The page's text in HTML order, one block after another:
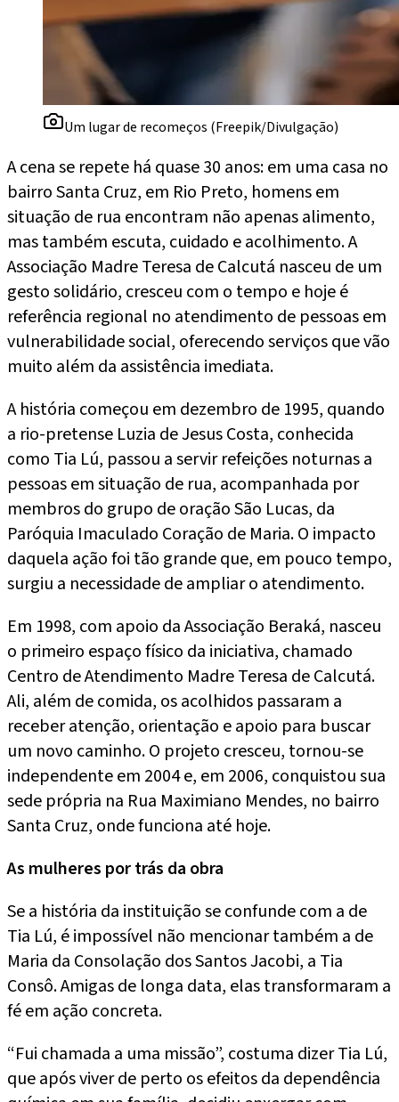
Um lugar de recomeços (Freepik/Divulgação)
A cena se repete há quase 30 anos: em uma casa no
bairro Santa Cruz, em Rio Preto, homens em
situação de rua encontram não apenas alimento,
mas também escuta, cuidado e acolhimento. A
Associação Madre Teresa de Calcutá nasceu de um
gesto solidário, cresceu com o tempo e hoje é
referência regional no atendimento de pessoas em
vulnerabilidade social, oferecendo serviços que vão
muito além da assistência imediata.
A história começou em dezembro de 1995, quando
a rio-pretense Luzia de Jesus Costa, conhecida
como Tia Lú, passou a servir refeições noturnas a
pessoas em situação de rua, acompanhada por
membros do grupo de oração São Lucas, da
Paróquia Imaculado Coração de Maria. O impacto
daquela ação foi tão grande que, em pouco tempo,
surgiu a necessidade de ampliar o atendimento.
Em 1998, com apoio da Associação Beraká, nasceu
o primeiro espaço físico da iniciativa, chamado
Centro de Atendimento Madre Teresa de Calcutá.
Ali, além de comida, os acolhidos passaram a
receber atenção, orientação e apoio para buscar
um novo caminho. O projeto cresceu, tornou-se
independente em 2004 e, em 2006, conquistou sua
sede própria na Rua Maximiano Mendes, no bairro
Santa Cruz, onde funciona até hoje.
As mulheres por trás da obra
Se a história da instituição se confunde com a de
Tia Lú, é impossível não mencionar também a de
Maria da Consolação dos Santos Jacobi, a Tia
Consô. Amigas de longa data, elas transformaram a
fé em ação concreta.
“Fui chamada a uma missão”, costuma dizer Tia Lú,
que após viver de perto os efeitos da dependência